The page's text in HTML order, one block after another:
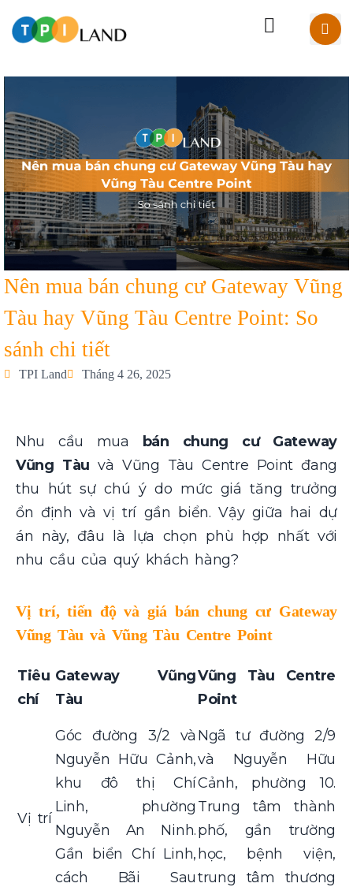
Nên mua bán chung cư Gateway Vũng
Tàu hay Vũng Tàu Centre Point: So
sánh chi tiết
TPI Land Tháng 4 26, 2025
Nhu cầu mua
bán chung cư Gateway
Vũng Tàu và Vũng Tàu Centre Point đang
thu hút sự chú ý do mức giá tăng trưởng
ổn định và vị trí gần biển. Vậy giữa hai dự
án này, đâu là lựa chọn phù hợp nhất với
nhu cầu của quý khách hàng?
Vị trí, tiến độ và giá bán chung cư Gateway
Vũng Tàu và Vũng Tàu Centre Point
Tiêu
chí
Gateway Vũng
Tàu
Vũng Tàu Centre
Point
Vị trí
Góc đường 3/2 và
Nguyễn Hữu Cảnh,
khu đô thị Chí
Linh, phường
Nguyễn An Ninh.
Gần biển Chí Linh,
cách Bãi Sau
Ngã tư đường 2/9
và Nguyễn Hữu
Cảnh, phường 10.
Trung tâm thành
phố, gần trường
học, bệnh viện,
trung tâm thương